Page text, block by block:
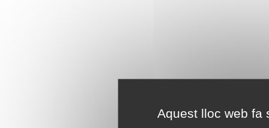
Aquest lloc web fa